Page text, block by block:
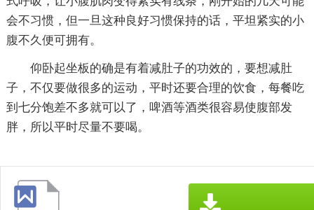
会不习惯，但一旦这种良好习惯保持的话，平坦紧实的小
腹不久便可拥有。
仰卧起坐板的确是有着减肚子的功效的，要想减肚
子，不仅要做很多的运动，平时还要合理的饮食，每餐吃
到七分饱差不多就可以了，啤酒等酒类很容易使腹部发
胖，所以平时尽量不要喝。